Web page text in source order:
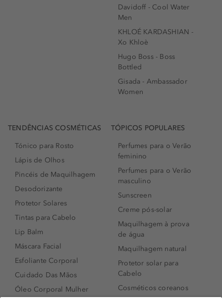
Davidoff - Cool Water
Men
KHLOÉ KARDASHIAN -
Xo Khloè
Hugo Boss - Boss
Bottled
Gisada - Ambassador
Women
TENDÊNCIAS COSMÉTICAS
Tónico para Rosto
Lápis de Olhos
Pincéis de Maquilhagem
Desodorizante
Protetor Solares
Tintas para Cabelo
Lip Balm
Máscara Facial
Esfoliante Corporal
Cuidado Das Mãos
Óleo Corporal Mulher
TÓPICOS POPULARES
Perfumes para o Verão
feminino
Perfumes para o Verão
masculino
Sunscreen
Creme pós-solar
Maquilhagem à prova
de água
Maquilhagem natural
Protetor solar para
Cabelo
Cosméticos coreanos